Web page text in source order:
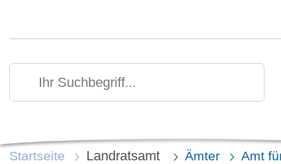
Ihr Suchbegriff
Suchen
Startseite Landratsamt Ämter Amt